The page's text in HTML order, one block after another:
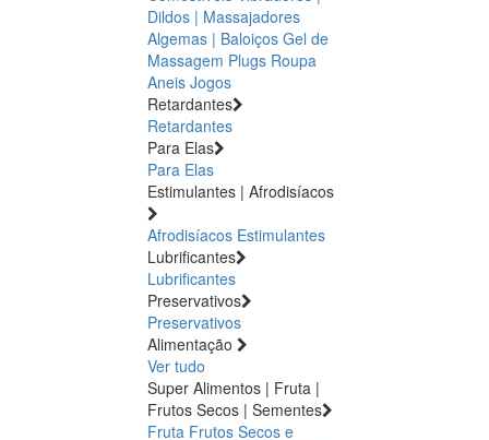
Dildos | Massajadores
Algemas | Baloiços Gel de
Massagem Plugs Roupa
Aneis Jogos
Retardantes
Retardantes
Para Elas
Para Elas
Estimulantes | Afrodisíacos
Afrodisíacos Estimulantes
Lubrificantes
Lubrificantes
Preservativos
Preservativos
Alimentação
Ver tudo
Super Alimentos | Fruta |
Frutos Secos | Sementes
Fruta Frutos Secos e